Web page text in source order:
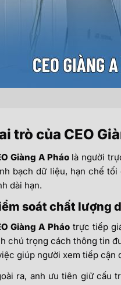
trò của CEO
Giàng A Pháo là người
bạch dữ liệu, hạn chế
dài hạn.
soát chất lượng
Giàng A Pháo trực tiếp
chú trọng cách thông tin
giúp người xem tiếp cận
ra, anh ưu tiên giữ cấu